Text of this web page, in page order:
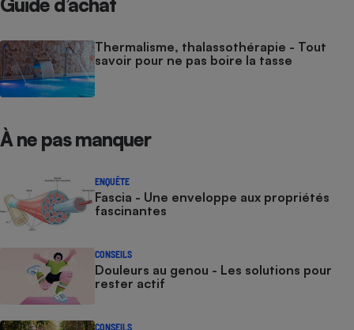
Thermalisme, thalassothérapie - Tout
savoir pour ne pas boire la tasse
À ne pas manquer
ENQUÊTE
Fascia - Une enveloppe aux propriétés
fascinantes
CONSEILS
Douleurs au genou - Les solutions pour
rester actif
CONSEILS